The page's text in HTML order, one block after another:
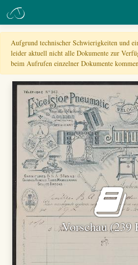
Aufgrund technischer Schwierigkeiten und
leider aktuell nicht alle Dokumente zur
beim Aufrufen einzelner Dokumente
Vorschau (239